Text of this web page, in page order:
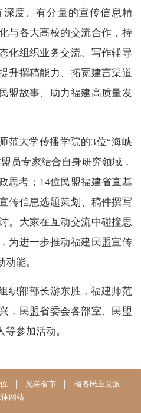
度、有分量的宣传信息精
与各大高校的交流合作，持
化组织业务交流、写作辅导
升撰稿能力、拓宽建言渠道
盟故事、助力福建高质量发
范大学传播学院的3位“海峡
员专家结合自身研究领域，
思考；14位民盟福建省直基
传信息选题策划、稿件撰写
。大家在互动交流中碰撞思
为进一步推动福建民盟宣传
能。
织部部长游东胜，福建师范
，民盟省委会各部室、民盟
参加活动。
兄弟省市
省各民主党派
网站